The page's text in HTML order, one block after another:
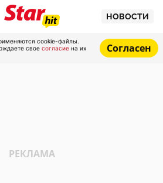
НОВОСТИ
cookie-файлы.
свое согласие на их
Согласен